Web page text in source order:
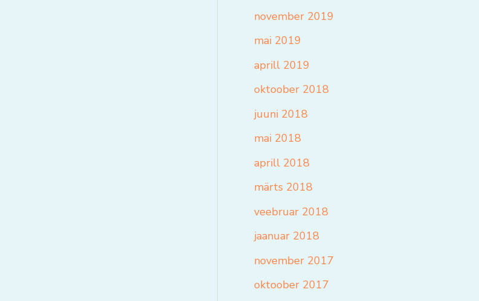
november 2019
mai 2019
aprill 2019
oktoober 2018
juuni 2018
mai 2018
aprill 2018
märts 2018
veebruar 2018
jaanuar 2018
november 2017
oktoober 2017